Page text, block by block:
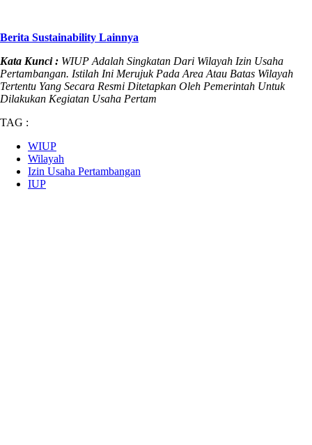
Berita Sustainability Lainnya
Kata Kunci : WIUP Adalah Singkatan Dari Wilayah Izin Usaha
Pertambangan. Istilah Ini Merujuk Pada Area Atau Batas Wilayah
Tertentu Yang Secara Resmi Ditetapkan Oleh Pemerintah Untuk
Dilakukan Kegiatan Usaha Pertam
TAG :
WIUP
Wilayah
Izin Usaha Pertambangan
IUP